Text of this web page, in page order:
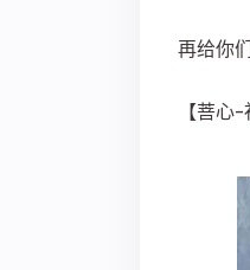
再给你
【菩心-